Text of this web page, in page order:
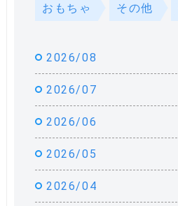
おもちゃ その他
2026/08
2026/07
2026/06
2026/05
2026/04